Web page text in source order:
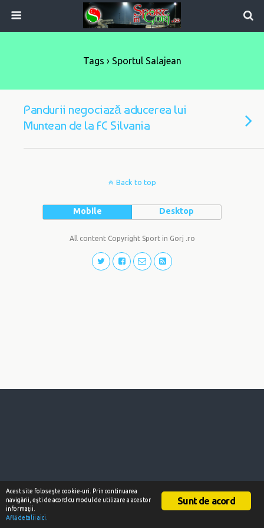
Tags › Sportul Salajean
Pandurii negociază aducerea lui
Muntean de la FC Silvania
Back to top
Mobile Desktop
All content Copyright Sport in Gorj .ro
Sunt de acord
Acest site foloseşte cookie-uri. Prin continuarea
navigării, eşti de acord cu modul de utilizare a acestor
informaţii.
Află detalii aici.